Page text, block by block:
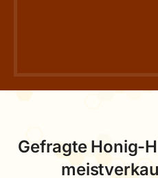
Gefragte Honig-